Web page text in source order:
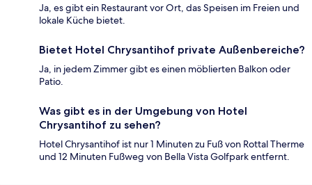
Ja, es gibt ein Restaurant vor Ort, das Speisen im Freien und
lokale Küche bietet.
Bietet Hotel Chrysantihof private Außenbereiche?
Ja, in jedem Zimmer gibt es einen möblierten Balkon oder
Patio.
Was gibt es in der Umgebung von Hotel
Chrysantihof zu sehen?
Hotel Chrysantihof ist nur 1 Minuten zu Fuß von Rottal Therme
und 12 Minuten Fußweg von Bella Vista Golfpark entfernt.